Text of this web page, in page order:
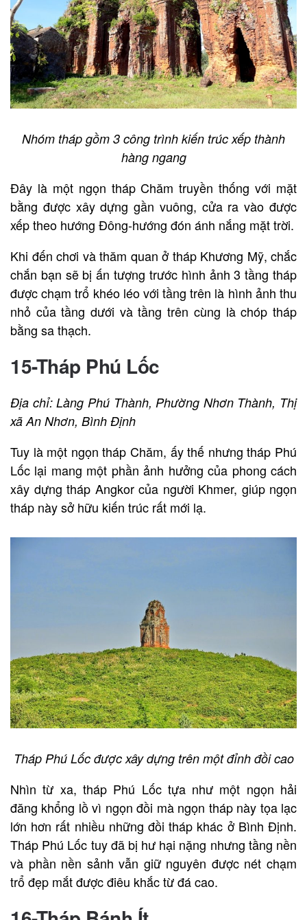
Nhóm tháp gồm 3 công trình kiến trúc xếp thành
hàng ngang
Đây là một ngọn tháp Chăm truyền thống với mặt
bằng được xây dựng gần vuông, cửa ra vào được
xếp theo hướng Đông-hướng đón ánh nắng mặt trời.
Khi đến chơi và thăm quan ở tháp Khương Mỹ, chắc
chắn bạn sẽ bị ấn tượng trước hình ảnh 3 tầng tháp
được chạm trổ khéo léo với tầng trên là hình ảnh thu
nhỏ của tầng dưới và tầng trên cùng là chóp tháp
bằng sa thạch.
15-Tháp Phú Lốc
Địa chỉ: Làng Phú Thành, Phường Nhơn Thành, Thị
xã An Nhơn, Bình Định
Tuy là một ngọn tháp Chăm, ấy thế nhưng tháp Phú
Lốc lại mang một phần ảnh hưởng của phong cách
xây dựng tháp Angkor của người Khmer, giúp ngọn
tháp này sở hữu kiến trúc rất mới lạ.
Tháp Phú Lốc được xây dựng trên một đỉnh đồi cao
Nhìn từ xa, tháp Phú Lốc tựa như một ngọn hải
đăng khổng lồ vì ngọn đồi mà ngọn tháp này tọa lạc
lớn hơn rất nhiều những đồi tháp khác ở Bình Định.
Tháp Phú Lốc tuy đã bị hư hại nặng nhưng tầng nền
và phần nền sảnh vẫn giữ nguyên được nét chạm
trổ đẹp mắt được điêu khắc từ đá cao.